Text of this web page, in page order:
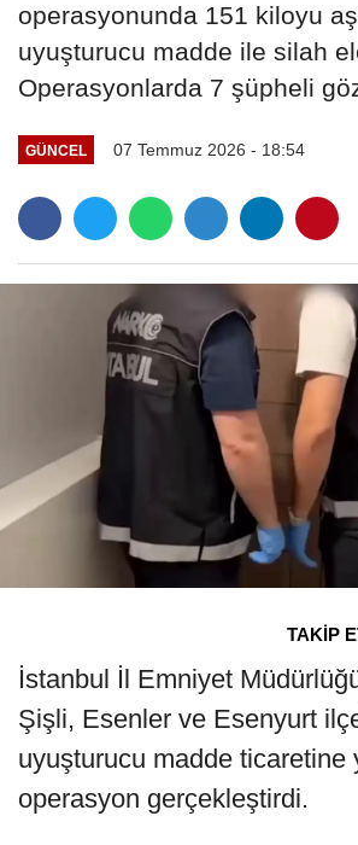
operasyonunda 151 kiloyu
uyuşturucu madde ile silah
Operasyonlarda 7 şüpheli
GÜNCEL 07 Temmuz 2026 - 18:54
TAKİP
İstanbul İl Emniyet
Şişli, Esenler ve Esenyurt
uyuşturucu madde ticaretine
operasyon gerçekleştirdi.